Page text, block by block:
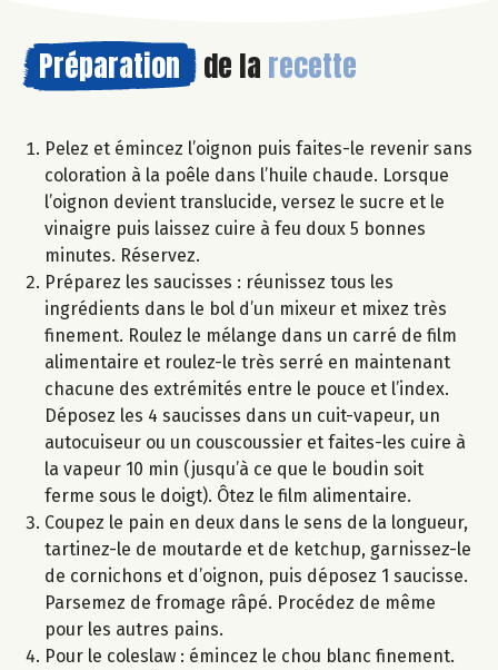
Préparation de la recette
Pelez et émincez l’oignon puis faites-le revenir sans
coloration à la poêle dans l’huile chaude. Lorsque
l’oignon devient translucide, versez le sucre et le
vinaigre puis laissez cuire à feu doux 5 bonnes
minutes. Réservez.
Préparez les saucisses : réunissez tous les
ingrédients dans le bol d’un mixeur et mixez très
finement. Roulez le mélange dans un carré de film
alimentaire et roulez-le très serré en maintenant
chacune des extrémités entre le pouce et l’index.
Déposez les 4 saucisses dans un cuit-vapeur, un
autocuiseur ou un couscoussier et faites-les cuire à
la vapeur 10 min (jusqu’à ce que le boudin soit
ferme sous le doigt). Ôtez le film alimentaire.
Coupez le pain en deux dans le sens de la longueur,
tartinez-le de moutarde et de ketchup, garnissez-le
de cornichons et d’oignon, puis déposez 1 saucisse.
Parsemez de fromage râpé. Procédez de même
pour les autres pains.
Pour le coleslaw : émincez le chou blanc finement.